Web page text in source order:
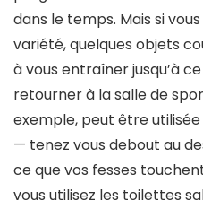
dans le temps. Mais si
variété, quelques objets
à vous entraîner jusqu’à
retourner à la salle de
exemple, peut être
— tenez vous debout au
ce que vos fesses
vous utilisez les toilettes